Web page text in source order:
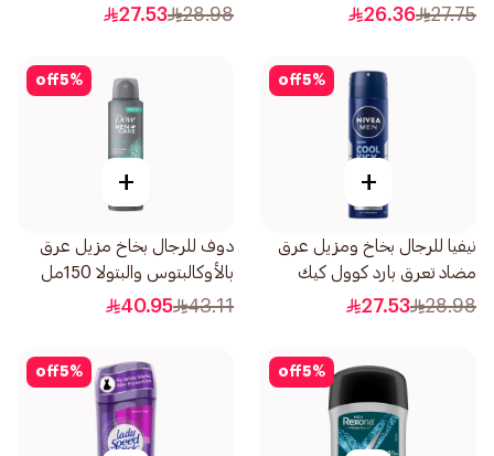
27.75
26.36
دراي 150مل
28.98
27.53
5%
off
+
نيفيا للرجال بخاخ ومزيل عرق
مضاد تعرق بارد كوول كيك
المنعش 150مل
28.98
27.53
5%
off
+
دوف للرجال بخاخ مزيل عرق
بالأوكالبتوس والبتولا 150مل
43.11
40.95
5%
off
5%
off